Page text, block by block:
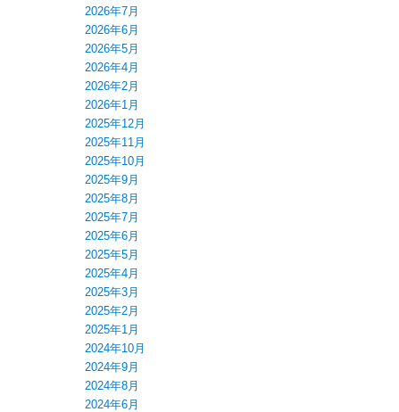
2026年7月
2026年6月
2026年5月
2026年4月
2026年2月
2026年1月
2025年12月
2025年11月
2025年10月
2025年9月
2025年8月
2025年7月
2025年6月
2025年5月
2025年4月
2025年3月
2025年2月
2025年1月
2024年10月
2024年9月
2024年8月
2024年6月